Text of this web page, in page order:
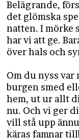
Belägrande,
det glömska
natten. I mörke
har vi att ge.
över hals och
Om du nyss var
burgen smed
hem, ut ur allt
nu. Och vi ger
vill stå upp
käras famnar